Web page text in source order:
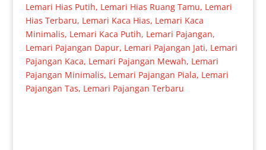
Lemari Hias Putih, Lemari Hias Ruang Tamu, Lemari
Hias Terbaru, Lemari Kaca Hias, Lemari Kaca
Minimalis, Lemari Kaca Putih, Lemari Pajangan,
Lemari Pajangan Dapur, Lemari Pajangan Jati, Lemari
Pajangan Kaca, Lemari Pajangan Mewah, Lemari
Pajangan Minimalis, Lemari Pajangan Piala, Lemari
Pajangan Tas, Lemari Pajangan Terbaru